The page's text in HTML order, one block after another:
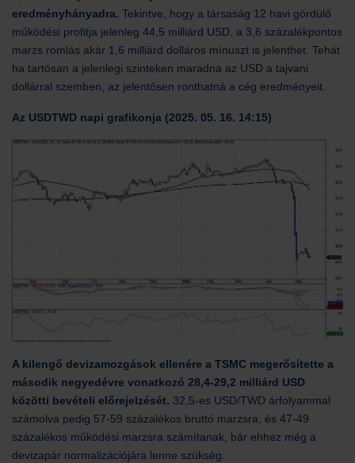
eredményhányadra. Tekintve, hogy a társaság 12 havi gördülő
működési profitja jelenleg 44,5 milliárd USD, a 3,6 százalékpontos
marzs romlás akár 1,6 milliárd dolláros mínuszt is jelenthet. Tehát
ha tartósan a jelenlegi szinteken maradna az USD a tajvani
dollárral szemben, az jelentősen ronthatná a cég eredményeit.
Az USDTWD napi grafikonja (2025. 05. 16. 14:15)
A kilengő devizamozgások ellenére a TSMC megerősítette a
második negyedévre vonatkozó 28,4-29,2 milliárd USD
közötti bevételi előrejelzését. 32,5-es USD/TWD árfolyammal
számolva pedig 57-59 százalékos bruttó marzsra, és 47-49
százalékos működési marzsra számítanak, bár ehhez még a
devizapár normalizációjára lenne szükség.